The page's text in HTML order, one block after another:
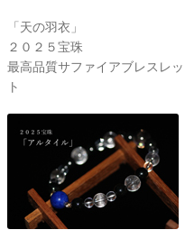
「天の羽衣」
２０２５宝珠
最高品質サファイアブレスレッ
ト